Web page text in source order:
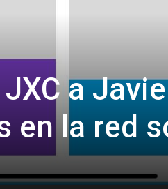
a
en la red